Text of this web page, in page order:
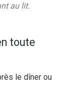
au lit.
toute
le dîner ou